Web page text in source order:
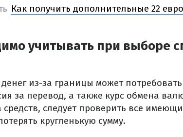
Как получить дополнительные 22
учитывать при выборе
денег из-за границы может
за перевод, а также курс обмена
средств, следует проверить все
кругленькую сумму.